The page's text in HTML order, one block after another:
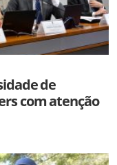
de
com atenção